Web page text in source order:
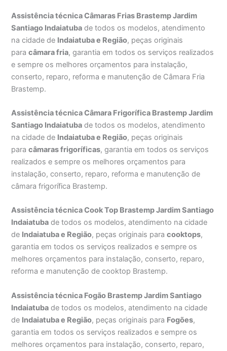
Assistência técnica Câmaras Frias Brastemp Jardim
Santiago Indaiatuba de todos os modelos, atendimento
na cidade de Indaiatuba e Região, peças originais
paracâmara fria, garantia em todos os serviços realizados
e sempre os melhores orçamentos para instalação,
conserto, reparo, reforma e manutenção de Câmara Fria
Brastemp.
Assistência técnica Câmara Frigorífica Brastemp Jardim
Santiago Indaiatuba de todos os modelos, atendimento
na cidade de Indaiatuba e Região, peças originais
paracâmaras frigoríficas, garantia em todos os serviços
realizados e sempre os melhores orçamentos para
instalação, conserto, reparo, reforma e manutenção de
câmara frigorífica Brastemp.
Assistência técnica Cook Top Brastemp Jardim Santiago
Indaiatuba de todos os modelos, atendimento na cidade
de Indaiatuba e Região, peças originais paracooktops,
garantia em todos os serviços realizados e sempre os
melhores orçamentos para instalação, conserto, reparo,
reforma e manutenção de cooktop Brastemp.
Assistência técnica Fogão Brastemp Jardim Santiago
Indaiatuba de todos os modelos, atendimento na cidade
de Indaiatuba e Região, peças originais para Fogões,
garantia em todos os serviços realizados e sempre os
melhores orçamentos para instalação, conserto, reparo,